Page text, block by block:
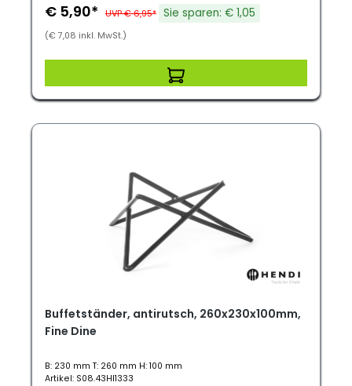
€ 5,90* UVP € 6,95* Sie sparen: € 1,05
(€ 7,08 inkl. MwSt.)
Buffetständer, antirutsch, 260x230x100mm,
Fine Dine
B: 230 mm T: 260 mm H: 100 mm
Artikel: S08.43HI1333